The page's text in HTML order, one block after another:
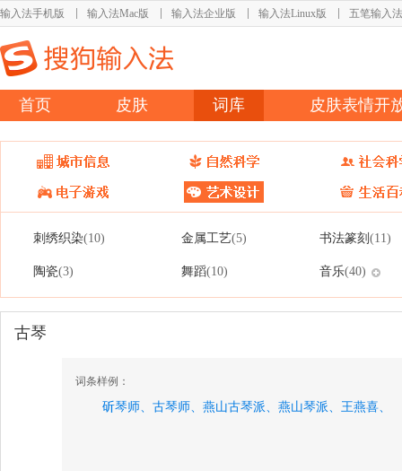
输入法手机版 输入法Mac版 输入法企业版 输入法Linux版 五笔输入法
首页 皮肤 词库 皮肤表情开
刺绣织染(10) 金属工艺(5) 书法篆刻 (11)
陶瓷(3) 舞蹈(10) 音乐(40)
古琴
词条样例：
斫琴师、 古琴师、 燕山古琴派、 燕山琴派、 王燕喜、